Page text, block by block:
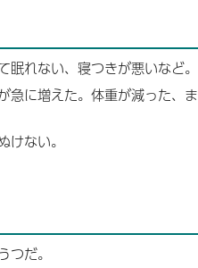
れない、寝つきが悪いなど。
急に増えた。体重が減った、ま
ない。
だ。